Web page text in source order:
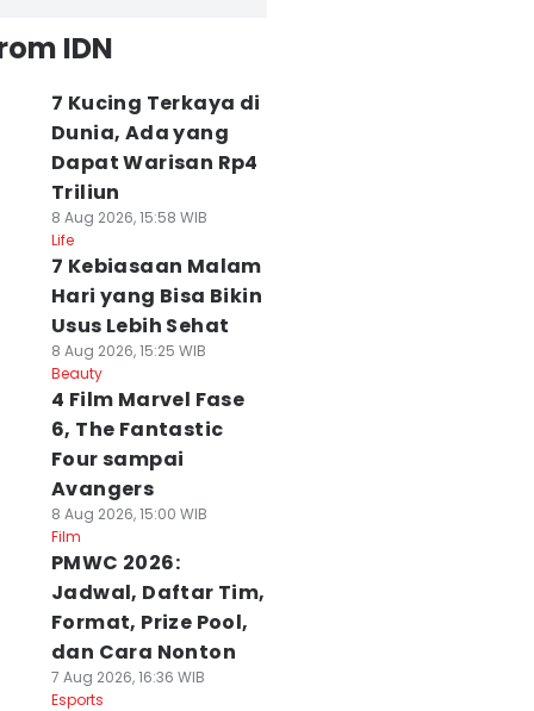
IDN
7 Kucing Terkaya di
Dunia, Ada yang
Dapat Warisan Rp4
Triliun
8 Aug 2026, 15:58 WIB
Life
7 Kebiasaan Malam
Hari yang Bisa Bikin
Usus Lebih Sehat
8 Aug 2026, 15:25 WIB
Beauty
4 Film Marvel Fase
6, The Fantastic
Four sampai
Avangers
8 Aug 2026, 15:00 WIB
Film
PMWC 2026:
Jadwal, Daftar Tim,
Format, Prize Pool,
dan Cara Nonton
7 Aug 2026, 16:36 WIB
Esports